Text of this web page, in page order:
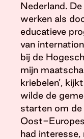
Nederland.
werken als
educatieve
van
bij de
mijn
kriebelen’,
wilde de
starten om
Oost-
had interesse,